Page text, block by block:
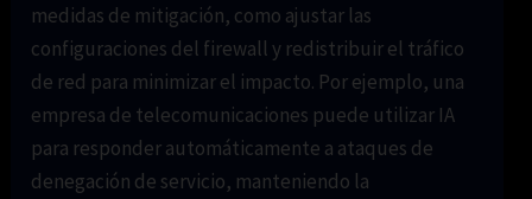
medidas de mitigación, como ajustar las
configuraciones del firewall y redistribuir el tráfico
de red para minimizar el impacto. Por ejemplo, una
empresa de telecomunicaciones puede utilizar IA
para responder automáticamente a ataques de
denegación de servicio, manteniendo la